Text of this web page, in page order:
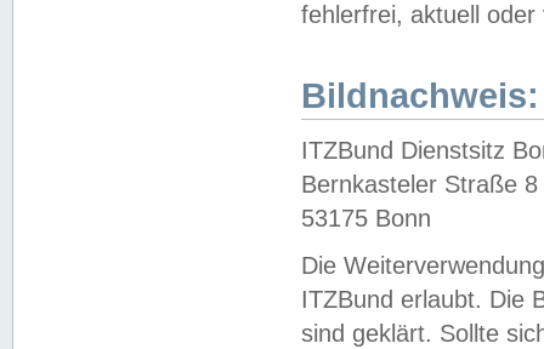
fehlerfrei, aktuell oder
Bildnachweis:
ITZBund Dienstsitz
Bernkasteler Straße 8
53175 Bonn
Die
ITZBund erlaubt. Die
sind geklärt. Sollte